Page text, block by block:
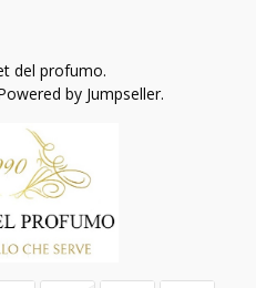
del profumo.
by Jumpseller.